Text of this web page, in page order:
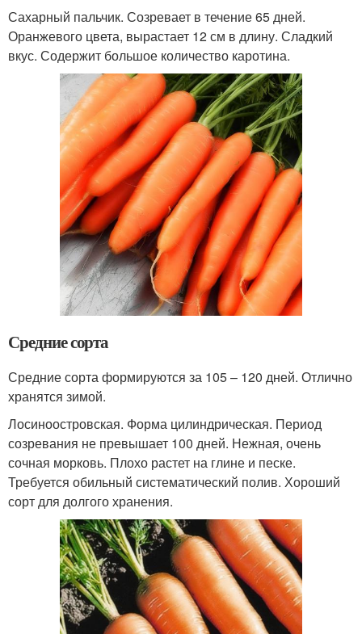
Сахарный пальчик. Созревает в течение 65 дней.
Оранжевого цвета, вырастает 12 см в длину. Сладкий
вкус. Содержит большое количество каротина.
Средние сорта
Средние сорта формируются за 105 – 120 дней. Отлично
хранятся зимой.
Лосиноостровская. Форма цилиндрическая. Период
созревания не превышает 100 дней. Нежная, очень
сочная морковь. Плохо растет на глине и песке.
Требуется обильный систематический полив. Хороший
сорт для долгого хранения.